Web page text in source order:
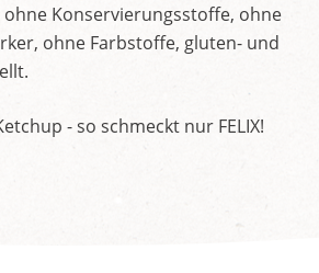
ohne Konservierungsstoffe, ohne
ohne Farbstoffe, gluten- und
- so schmeckt nur FELIX!